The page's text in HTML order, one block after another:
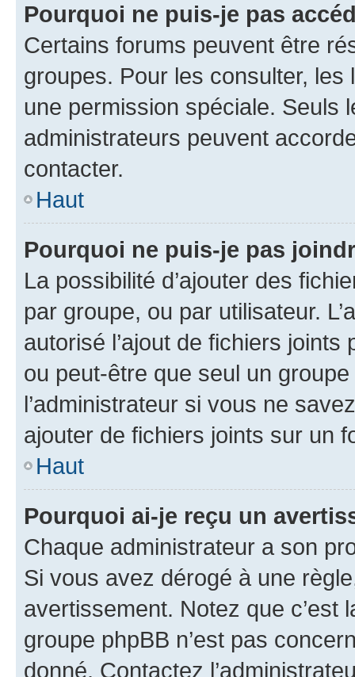
Pourquoi ne puis-je pas
Certains forums peuvent être
groupes. Pour les consulter,
une permission spéciale. Seuls
administrateurs peuvent
contacter.
Haut
Pourquoi ne puis-je pas
La possibilité d’ajouter des
par groupe, ou par utilisateur.
autorisé l’ajout de fichiers
ou peut-être que seul un
l’administrateur si vous ne
ajouter de fichiers joints sur un
Haut
Pourquoi ai-je reçu un
Chaque administrateur a son
Si vous avez dérogé à une
avertissement. Notez que c’est
groupe phpBB n’est pas
donné. Contactez